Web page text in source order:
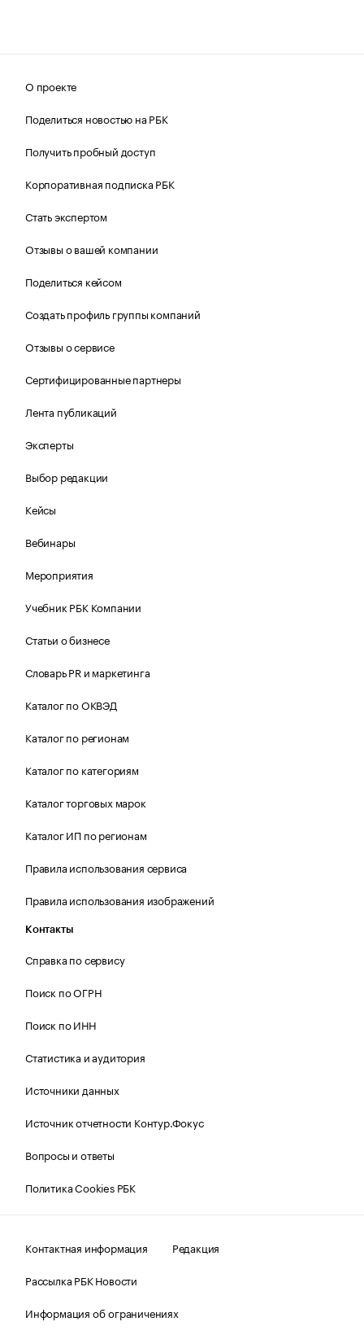
О проекте
Поделиться новостью на РБК
Получить пробный доступ
Корпоративная подписка РБК
Стать экспертом
Отзывы о вашей компании
Поделиться кейсом
Создать профиль группы компаний
Отзывы о сервисе
Сертифицированные партнеры
Лента публикаций
Эксперты
Выбор редакции
Кейсы
Вебинары
Мероприятия
Учебник РБК Компании
Статьи о бизнесе
Словарь PR и маркетинга
Каталог по ОКВЭД
Каталог по регионам
Каталог по категориям
Каталог торговых марок
Каталог ИП по регионам
Правила использования сервиса
Правила использования изображений
Контакты
Справка по сервису
Поиск по ОГРН
Поиск по ИНН
Статистика и аудитория
Источники данных
Источник отчетности Контур.Фокус
Вопросы и ответы
Политика Cookies РБК
Контактная информация
Редакция
Рассылка РБК Новости
Информация об ограничениях